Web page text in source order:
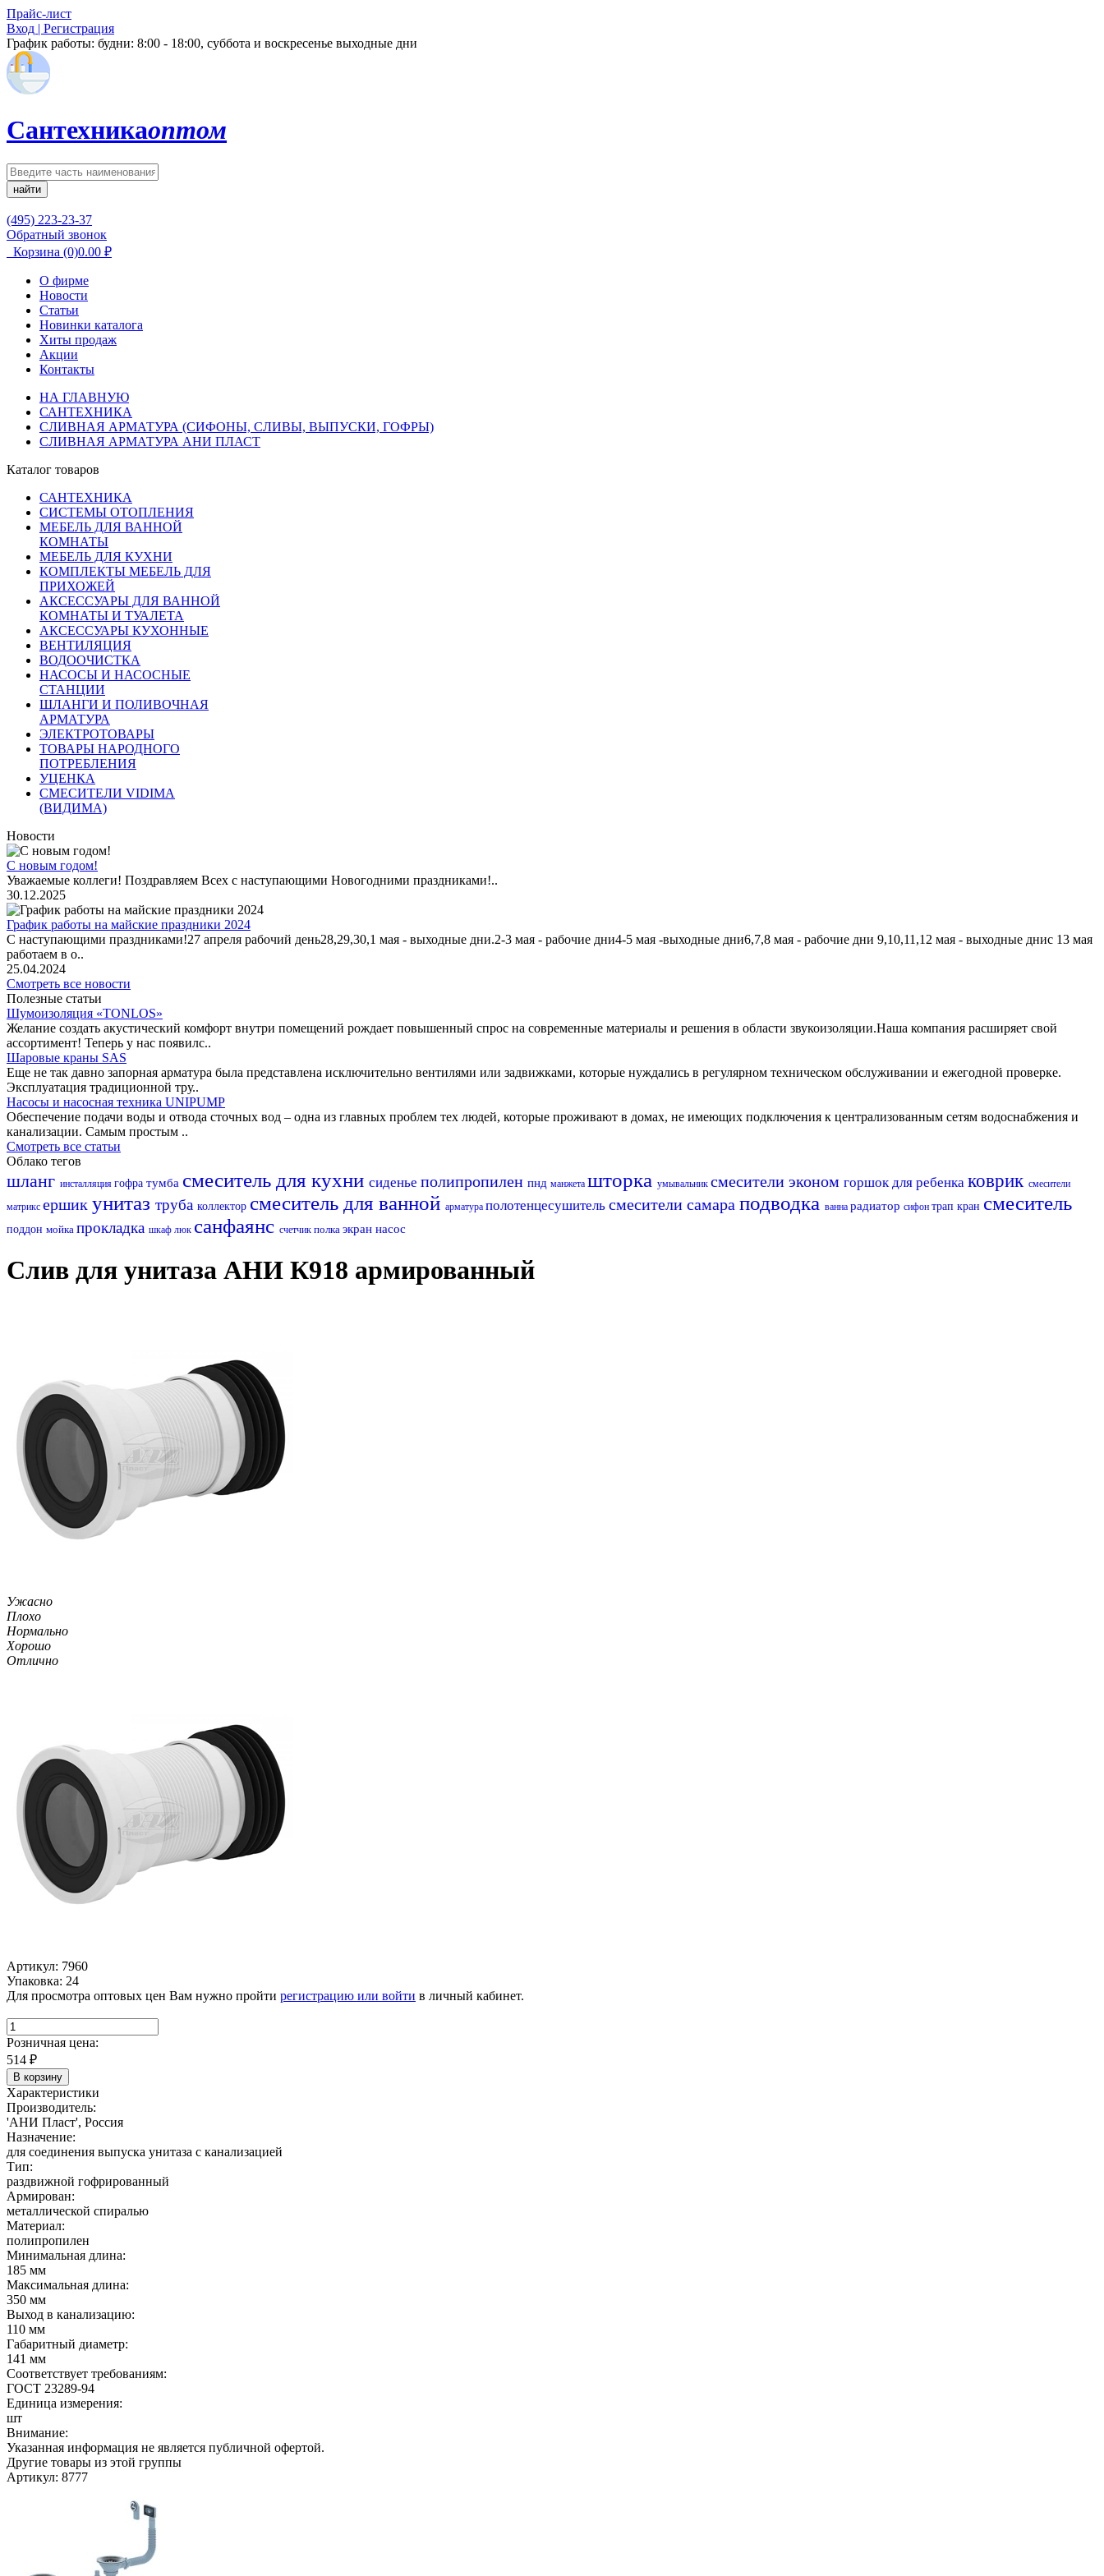
Прайс-лист
Вход | Регистрация
График работы: будни: 8:00 - 18:00, суббота и воскресенье выходные дни
Сантехникаоптом
найти
(495) 223-23-37
Обратный звонок
Корзина (0)0.00 ₽
О фирме
Новости
Статьи
Новинки каталога
Хиты продаж
Акции
Контакты
НА ГЛАВНУЮ
САНТЕХНИКА
СЛИВНАЯ АРМАТУРА (СИФОНЫ, СЛИВЫ, ВЫПУСКИ, ГОФРЫ)
СЛИВНАЯ АРМАТУРА АНИ ПЛАСТ
Каталог товаров
САНТЕХНИКА
СИСТЕМЫ ОТОПЛЕНИЯ
МЕБЕЛЬ ДЛЯ ВАННОЙ
КОМНАТЫ
МЕБЕЛЬ ДЛЯ КУХНИ
КОМПЛЕКТЫ МЕБЕЛЬ ДЛЯ
ПРИХОЖЕЙ
АКСЕССУАРЫ ДЛЯ ВАННОЙ
КОМНАТЫ И ТУАЛЕТА
АКСЕССУАРЫ КУХОННЫЕ
ВЕНТИЛЯЦИЯ
ВОДООЧИСТКА
НАСОСЫ И НАСОСНЫЕ
СТАНЦИИ
ШЛАНГИ И ПОЛИВОЧНАЯ
АРМАТУРА
ЭЛЕКТРОТОВАРЫ
ТОВАРЫ НАРОДНОГО
ПОТРЕБЛЕНИЯ
УЦЕНКА
СМЕСИТЕЛИ VIDIMA
(ВИДИМА)
Новости
С новым годом!
Уважаемые коллеги! Поздравляем Всех с наступающими Новогодними праздниками!..
30.12.2025
График работы на майские праздники 2024
С наступающими праздниками!27 апреля рабочий день28,29,30,1 мая - выходные дни.2-3 мая - рабочие дни4-5 мая -выходные дни6,7,8 мая - рабочие дни 9,10,11,12 мая - выходные днис 13 мая
работаем в о..
25.04.2024
Смотреть все новости
Полезные статьи
Шумоизоляция «TONLOS»
Желание создать акустический комфорт внутри помещений рождает повышенный спрос на современные материалы и решения в области звукоизоляции.Наша компания расширяет свой
ассортимент! Теперь у нас появилс..
Шаровые краны SAS
Еще не так давно запорная арматура была представлена исключительно вентилями или задвижками, которые нуждались в регулярном техническом обслуживании и ежегодной проверке.
Эксплуатация традиционной тру..
Насосы и насосная техника UNIPUMP
Обеспечение подачи воды и отвода сточных вод – одна из главных проблем тех людей, которые проживают в домах, не имеющих подключения к централизованным сетям водоснабжения и
канализации. Самым простым ..
Смотреть все статьи
Облако тегов
шланг инсталляция гофра тумба смеситель для кухни сиденье полипропилен пнд манжета шторка умывальник смесители эконом горшок для ребенка коврик смесители
матрикс ершик унитаз труба коллектор смеситель для ванной арматура полотенцесушитель смесители самара подводка ванна радиатор сифон трап кран смеситель
поддон мойка прокладка шкаф люк санфаянс счетчик полка экран насос
Слив для унитаза АНИ К918 армированный
Ужасно
Плохо
Нормально
Хорошо
Отлично
Артикул: 7960
Упаковка: 24
Для просмотра оптовых цен Вам нужно пройти регистрацию или войти в личный кабинет.
Розничная цена:
514 ₽
В корзину
Характеристики
Производитель:
'АНИ Пласт', Россия
Назначение:
для соединения выпуска унитаза с канализацией
Тип:
раздвижной гофрированный
Армирован:
металлической спиралью
Материал:
полипропилен
Минимальная длина:
185 мм
Максимальная длина:
350 мм
Выход в канализацию:
110 мм
Габаритный диаметр:
141 мм
Соответствует требованиям:
ГОСТ 23289-94
Единица измерения:
шт
Внимание:
Указанная информация не является публичной офертой.
Другие товары из этой группы
Артикул: 8777